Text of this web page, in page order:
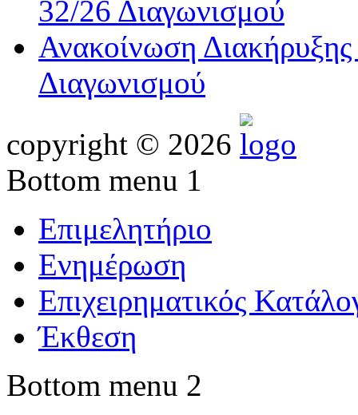
32/26 Διαγωνισμού
Ανακοίνωση
Διαγωνισμού
copyright © 2026
Bottom menu 1
Επιμελητήριο
Ενημέρωση
Επιχειρηματικός
Έκθεση
Bottom menu 2